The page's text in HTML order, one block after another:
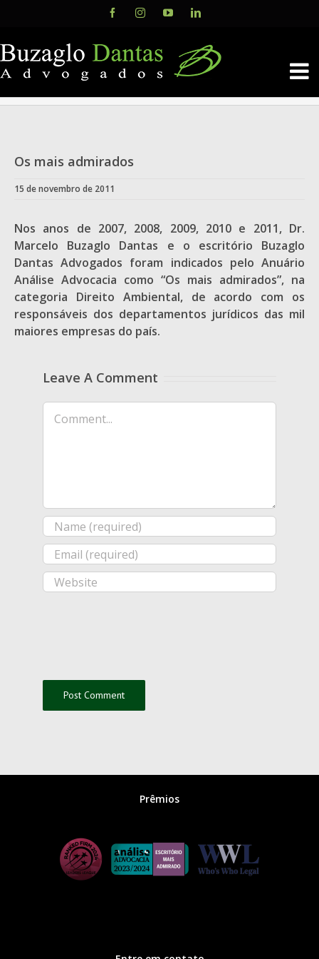
content
FacebookInstagramYouTubeLinkedIn
Os mais admirados
15 de novembro de 2011
Nos anos de 2007, 2008, 2009, 2010 e 2011, Dr.
Marcelo Buzaglo Dantas e o escritório Buzaglo
Dantas Advogados foram indicados pelo Anuário
Análise Advocacia como “Os mais admirados”, na
categoria Direito Ambiental, de acordo com os
responsáveis dos departamentos jurídicos das mil
maiores empresas do país.
Leave A Comment
Comment
Prêmios